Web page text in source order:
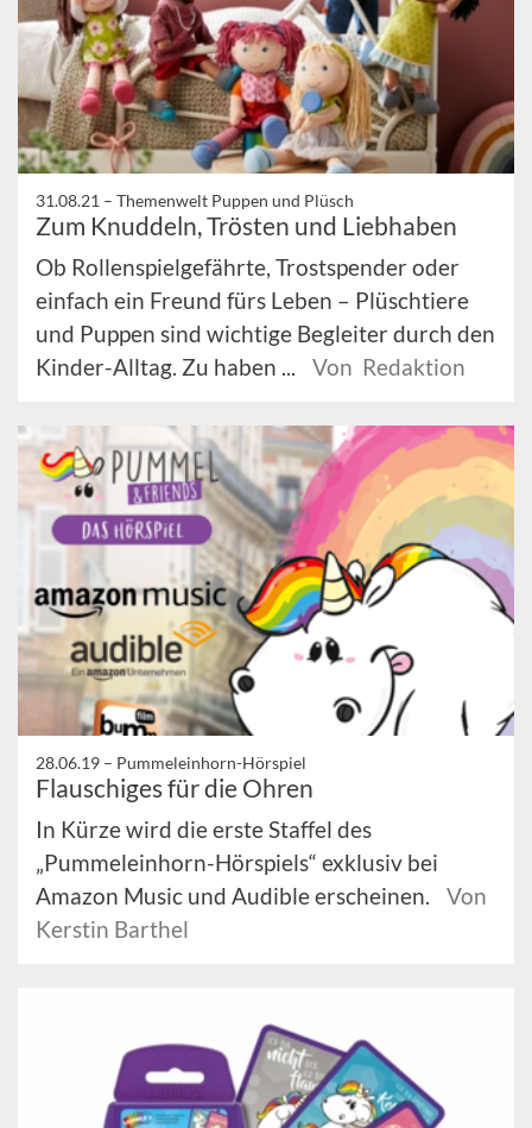
31.08.21 – Themenwelt Puppen und Plüsch
Zum Knuddeln, Trösten und Liebhaben
Ob Rollenspielgefährte, Trostspender oder
einfach ein Freund fürs Leben – Plüschtiere
und Puppen sind wichtige Begleiter durch den
Kinder-Alltag. Zu haben ...
Von Redaktion
28.06.19 – Pummeleinhorn-Hörspiel
Flauschiges für die Ohren
In Kürze wird die erste Staffel des
„Pummeleinhorn-Hörspiels“ exklusiv bei
Amazon Music und Audible erscheinen.
Von
Kerstin Barthel